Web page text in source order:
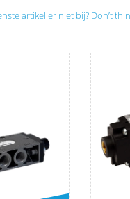
artikel er niet bij? Don’t